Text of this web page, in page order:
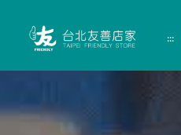
容
:::